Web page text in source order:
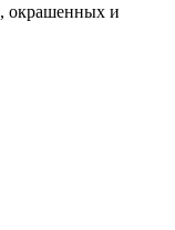
окрашенных и